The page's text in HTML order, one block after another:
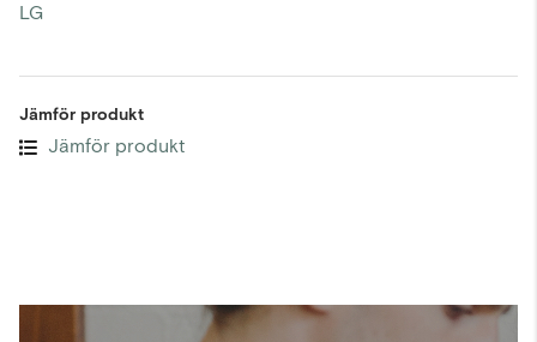
LG
Jämför produkt
Jämför produkt